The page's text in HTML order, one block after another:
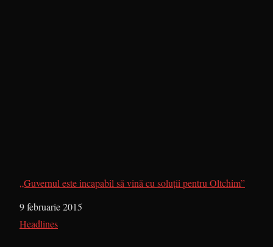
„Guvernul este incapabil să vină cu soluții pentru Oltchim”
Dată
9 februarie 2015
În legătură cu
Headlines